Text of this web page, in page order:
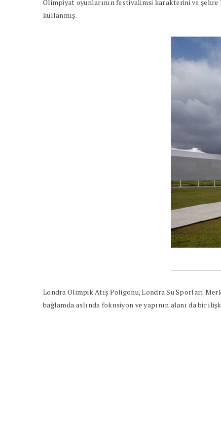
Olimpiyat oyunlarının festivalimsi karakterini ve şehre
kullanmış.
Londra Olimpik Atış Poligonu, Londra Su Sporları
bağlamda aslında foknsiyon ve yapının alanı da bir